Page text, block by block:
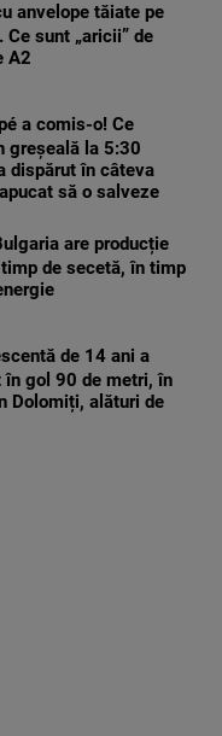
anvelope tăiate pe
sunt „aricii” de
A2
a comis-o! Ce
greșeală la 5:30
dispărut în câteva
să o salveze
are producție
de secetă, în timp
de 14 ani a
în gol 90 de metri, în
Dolomiți, alături de